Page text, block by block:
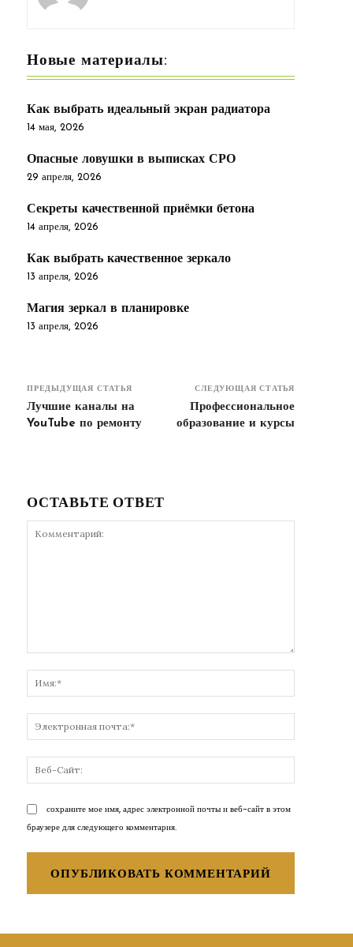
Новые материалы:
Как выбрать идеальный экран радиатора
14 мая, 2026
Опасные ловушки в выписках СРО
29 апреля, 2026
Секреты качественной приёмки бетона
14 апреля, 2026
Как выбрать качественное зеркало
13 апреля, 2026
Магия зеркал в планировке
13 апреля, 2026
ПРЕДЫДУЩАЯ СТАТЬЯ
Лучшие каналы на
YouTube по ремонту
СЛЕДУЮЩАЯ СТАТЬЯ
Профессиональное
образование и курсы
ОСТАВЬТЕ ОТВЕТ
почта:*
Сайт:
сохраните мое имя, адрес электронной почты и веб-сайт в этом
браузере для следующего комментария.